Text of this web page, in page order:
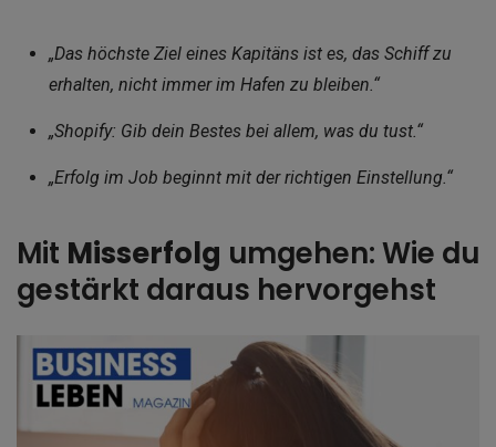
„Das höchste Ziel eines Kapitäns ist es, das Schiff zu
erhalten, nicht immer im Hafen zu bleiben.“
„Shopify: Gib dein Bestes bei allem, was du tust.“
„Erfolg im Job beginnt mit der richtigen Einstellung.“
Mit Misserfolg umgehen: Wie du
gestärkt daraus hervorgehst